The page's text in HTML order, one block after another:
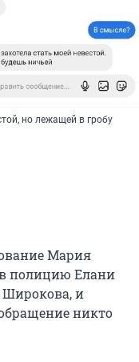
но лежащей в гробу
Мария
полицию Елани
Широкова, и
никто